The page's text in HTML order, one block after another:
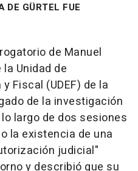
DE GÜRTEL FUE
de Manuel
Unidad de
Fiscal (UDEF) de la
de la investigación
largo de dos sesiones
la existencia de una
judicial"
y describió que su